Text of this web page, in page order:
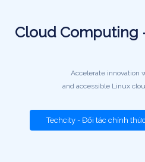
Cloud Computing
Accelerate innovation
and accessible Linux
Techcity - Đối tác chính